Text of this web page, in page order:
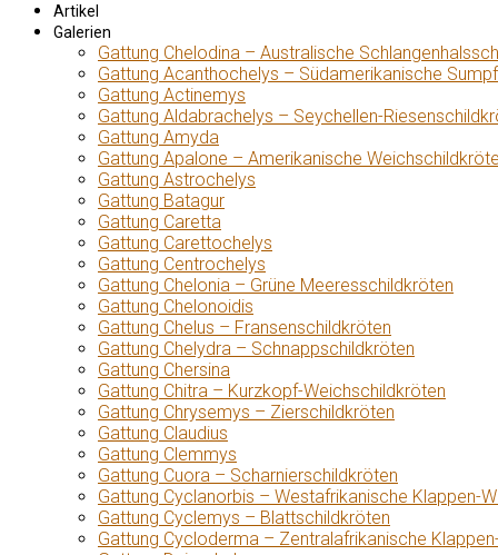
Artikel
Galerien
Gattung Chelodina – Australische
Gattung Acanthochelys – Südamerikanische
Gattung Actinemys
Gattung Aldabrachelys – Seychellen-
Gattung Amyda
Gattung Apalone – Amerikanische
Gattung Astrochelys
Gattung Batagur
Gattung Caretta
Gattung Carettochelys
Gattung Centrochelys
Gattung Chelonia – Grüne Meeresschildkröten
Gattung Chelonoidis
Gattung Chelus – Fransenschildkröten
Gattung Chelydra – Schnappschildkröten
Gattung Chersina
Gattung Chitra – Kurzkopf-Weichschildkröten
Gattung Chrysemys – Zierschildkröten
Gattung Claudius
Gattung Clemmys
Gattung Cuora – Scharnierschildkröten
Gattung Cyclanorbis – Westafrikanische Klappen-
Gattung Cyclemys – Blattschildkröten
Gattung Cycloderma – Zentralafrikanische